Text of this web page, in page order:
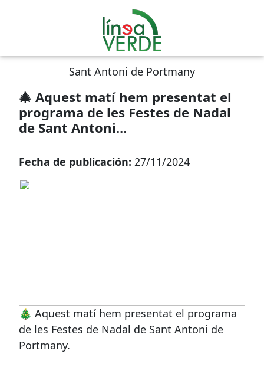
Sant Antoni de Portmany
🎄 Aquest matí hem presentat el
programa de les Festes de Nadal
de Sant Antoni...
Fecha de publicación: 27/11/2024
🎄 Aquest matí hem presentat el programa
de les Festes de Nadal de Sant Antoni de
Portmany.